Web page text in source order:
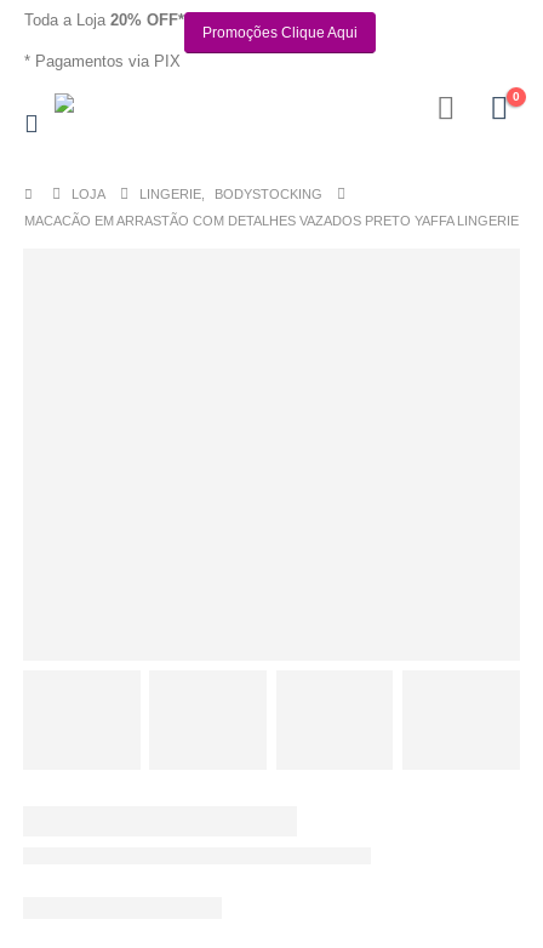
Toda a Loja 20% OFF*
Promoções Clique Aqui
* Pagamentos via PIX
0
LOJA LINGERIE
BODYSTOCKING
MACACÃO EM ARRASTÃO COM DETALHES VAZADOS PRETO YAFFA LINGERIE